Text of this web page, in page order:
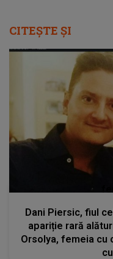
CITEȘTE ȘI
Dani Piersic, fiul
apariție rară
Orsolya, femeia cu